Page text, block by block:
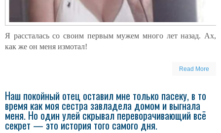
Я рассталась со своим первым мужем много лет назад. Ах,
как же он меня измотал!
Read More
Наш покойный отец оставил мне только пасеку, в то
время как моя сестра завладела домом и выгнала
меня. Но один улей скрывал переворачивающий всё
секрет — это история того самого дня.